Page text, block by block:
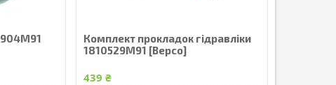
Комплект прокладок гідравліки
1810529M91 [Bepco]
439 ₴